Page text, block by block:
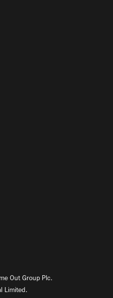
Out Group Plc.
Limited.